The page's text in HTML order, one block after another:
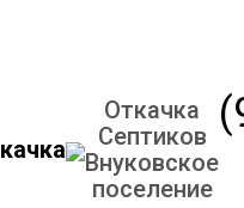
Откачка
Септиков
Внуковское
поселение